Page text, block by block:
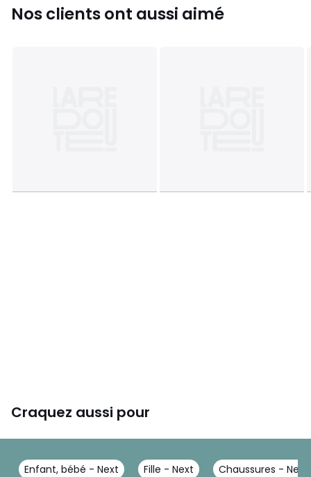
Nos clients ont aussi aimé
Craquez aussi pour
Enfant, bébé - Next Fille - Next Chaussures - Next